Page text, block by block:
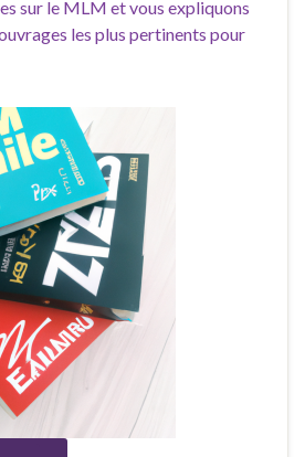
sur le MLM et vous expliquons
les plus pertinents pour